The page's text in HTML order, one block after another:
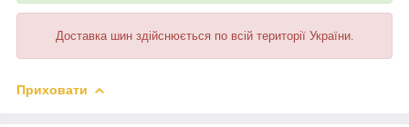
Доставка шин здійснюється по всій території України.
Приховати